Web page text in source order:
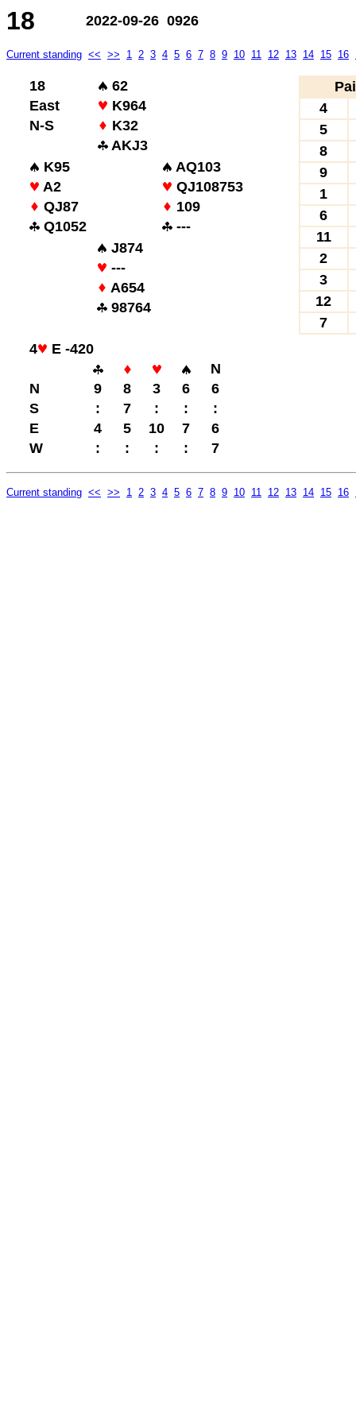
18 2022-09-26 0926
Current standing << >> 1 2 3 4 5 6 7 8 9 10 11 12 13 14 15 16
18
62
East
K964
N-S
K32
AKJ3
K95
AQ103
A2
QJ108753
QJ87
109
Q1052
---
J874
---
A654
98764
4
E -420
N
N
9 8 3 6
6
S
: 7 : :
:
E
4 5 10 7
6
W
: : : : 7
4
5
8
9
1
6
11
2
3
12
7
Current standing << >> 1 2 3 4 5 6 7 8 9 10 11 12 13 14 15 16